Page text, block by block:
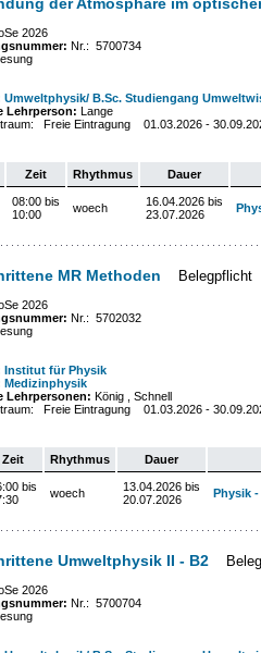
2026
Nr.: 5700734
Umweltphysik/ B.Sc. Studiengang
Lehrperson: Lange
Freie Eintragung 01.03.2026 -
Zeit Rhythmus Dauer
08:00 bis
10:00
woech
16.04.2026 bis
23.07.2026
MR Methoden Belegpflicht
2026
Nr.: 5702032
Institut für Physik
Medizinphysik
Lehrpersonen: König , Schnell
Freie Eintragung 01.03.2026 -
Zeit Rhythmus Dauer
bis
woech
13.04.2026 bis
20.07.2026
Physik
Umweltphysik II - B2
2026
Nr.: 5700704